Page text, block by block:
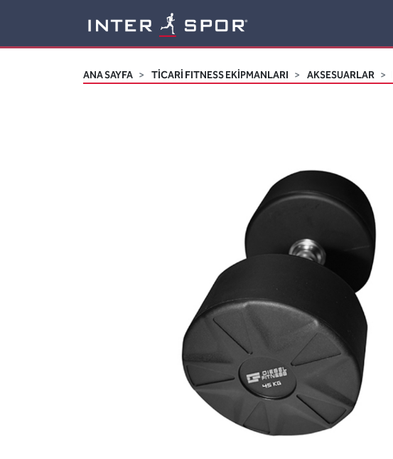
ANA SAYFA TİCARİ FITNESS EKİPMANLARI AKSESUARLAR